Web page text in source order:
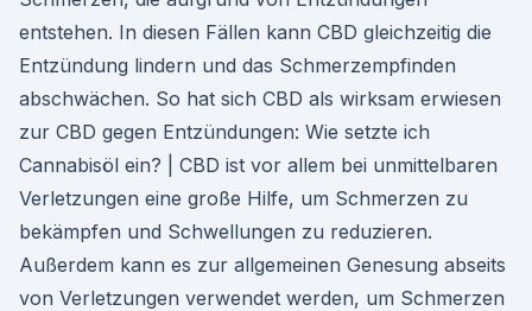
entstehen. In diesen Fällen kann CBD gleichzeitig die
Entzündung lindern und das Schmerzempfinden
abschwächen. So hat sich CBD als wirksam erwiesen
zur CBD gegen Entzündungen: Wie setzte ich
Cannabisöl ein? | CBD ist vor allem bei unmittelbaren
Verletzungen eine große Hilfe, um Schmerzen zu
bekämpfen und Schwellungen zu reduzieren.
Außerdem kann es zur allgemeinen Genesung abseits
von Verletzungen verwendet werden, um Schmerzen